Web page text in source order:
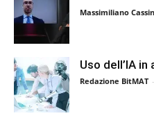
Massimiliano
Uso dell’IA
Redazione BitMAT -